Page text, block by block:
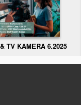
TV KAMERA 6.2025